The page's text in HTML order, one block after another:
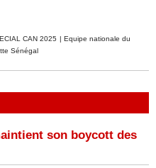
CAN 2025 | Equipe nationale du
Sénégal
son boycott des